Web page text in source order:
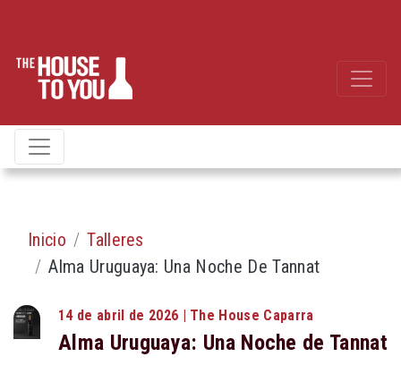
Inicio
Talleres
Alma Uruguaya: Una Noche De Tannat
14 de abril de 2026 | The House Caparra
Alma Uruguaya: Una Noche de Tannat